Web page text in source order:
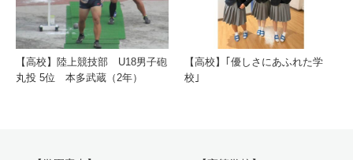
【高校】陸上競技部 U18男子砲
丸投 5位 本多武蔵（2年）
【高校】｢優しさにあふれた学
校｣